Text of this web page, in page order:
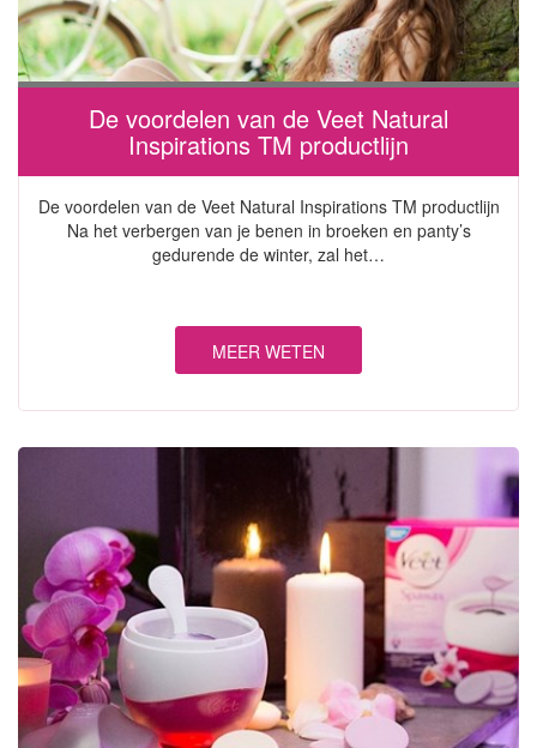
De voordelen van de Veet Natural
Inspirations TM productlijn
De voordelen van de Veet Natural Inspirations TM productlijn
Na het verbergen van je benen in broeken en panty’s
gedurende de winter, zal het…
MEER WETEN